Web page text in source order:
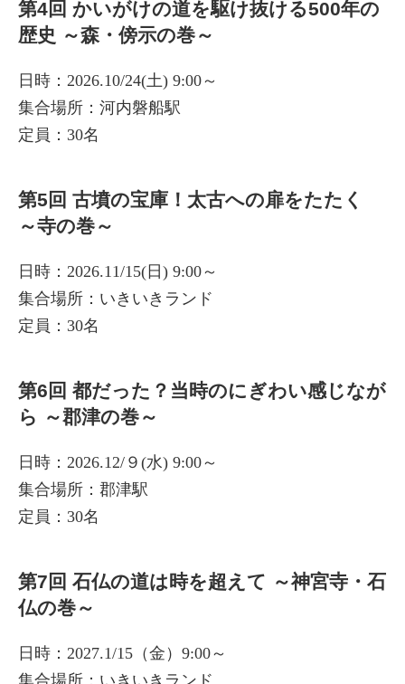
第4回 かいがけの道を駆け抜ける500年の
歴史 ～森・傍示の巻～
日時：2026.10/24(土) 9:00～
集合場所：河内磐船駅
定員：30名
第5回 古墳の宝庫！太古への扉をたたく
～寺の巻～
日時：2026.11/15(日) 9:00～
集合場所：いきいきランド
定員：30名
第6回 都だった？当時のにぎわい感じなが
ら ～郡津の巻～
日時：2026.12/９(水) 9:00～
集合場所：郡津駅
定員：30名
第7回 石仏の道は時を超えて ～神宮寺・石
仏の巻～
日時：2027.1/15（金）9:00～